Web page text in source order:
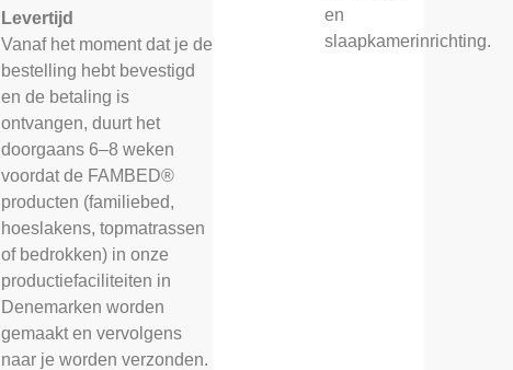
Levertijd
Vanaf het moment dat je de
bestelling hebt bevestigd
en de betaling is
ontvangen, duurt het
doorgaans 6–8 weken
voordat de FAMBED®
producten (familiebed,
hoeslakens, topmatrassen
of bedrokken) in onze
productiefaciliteiten in
Denemarken worden
gemaakt en vervolgens
naar je worden verzonden.
en
slaapkamerinrichting.